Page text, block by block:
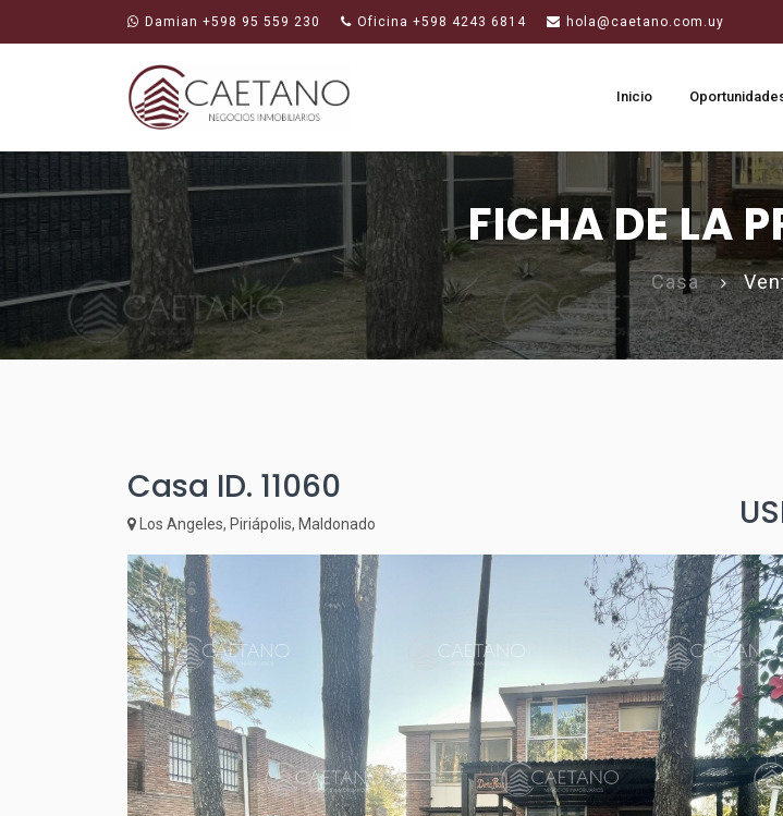
Damian +598 95 559 230 Oficina +598 4243 6814 hola@caetano.com.uy
Inicio
FICHA DE LA
Casa
Casa ID. 11060
Los Angeles, Piriápolis, Maldonado